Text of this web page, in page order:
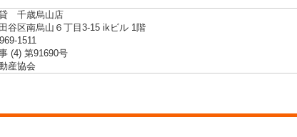
千歳烏山店
谷区南烏山６丁目3-15 ikビル 1階
1511
(4) 第91690号
産協会